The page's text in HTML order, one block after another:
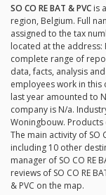
SO CO RE BAT & PVC is
region, Belgium. Full
assigned to the tax
located at the address:
complete range of
data, facts, analysis
employees work in this
last year amounted to
company is N/a.
Woningbouw. Products
The main activity of SO
including 10 other
manager of SO CO RE
reviews of SO CO RE
& PVC on the map.